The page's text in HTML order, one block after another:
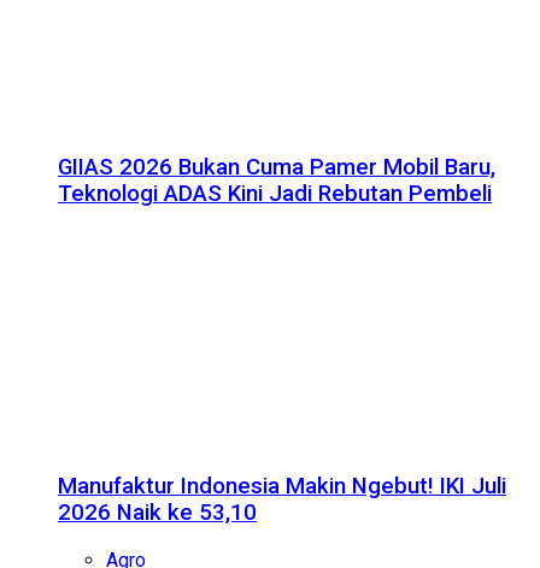
GIIAS 2026 Bukan Cuma Pamer Mobil Baru,
Teknologi ADAS Kini Jadi Rebutan Pembeli
Manufaktur Indonesia Makin Ngebut! IKI Juli
2026 Naik ke 53,10
Agro